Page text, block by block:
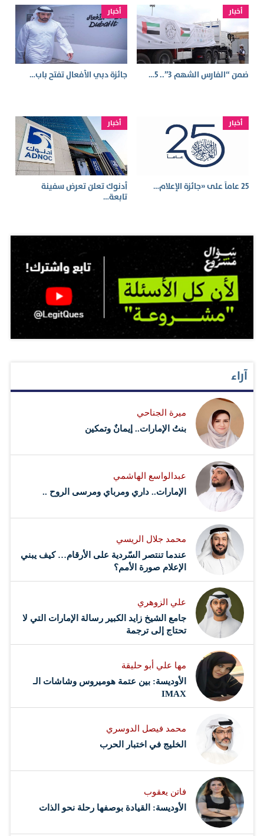
أخبار
ضمن “الفارس الشهم 3”.. 5…
أخبار
جائزة دبي الأفعال تفتح باب…
أخبار
25 عاماً على «جائزة الإعلام…
أخبار
أدنوك تعلن تعرض سفينة
تابعة…
آراء
ميرة الجناحي
بنتُ الإمارات.. إيمانٌ وتمكين
عبدالواسع الهاشمي
الإمارات.. داري ومرباي ومرسى الروح ..
محمد جلال الريسي
عندما تنتصر السّردية على الأرقام… كيف يبني
الإعلام صورة الأمم؟
علي الزوهري
جامع الشيخ زايد الكبير رسالة الإمارات التي لا
تحتاج إلى ترجمة
مها علي أبو حليقة
الأوديسة: بين عتمة هوميروس وشاشات الـ
IMAX
محمد فيصل الدوسري ​
‏الخليج في اختبار الحرب
فاتن يعقوب
الأوديسة: القيادة بوصفها رحلة نحو الذات